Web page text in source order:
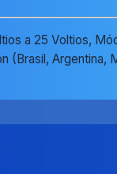
a 25 Voltios,
(Brasil,